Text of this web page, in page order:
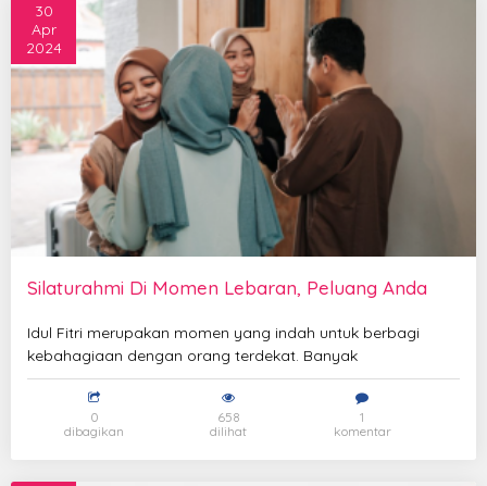
Silaturahmi Di Momen Lebaran, Peluang Anda
30
Apr
2024
Idul Fitri merupakan momen yang indah untuk berbagi
kebahagiaan dengan orang terdekat. Banyak
0
dibagikan
658
dilihat
1
komentar